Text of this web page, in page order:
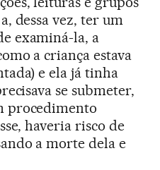
dessa vez, ter um
examiná-la, a
a criança estava
e ela já tinha
se submeter,
procedimento
haveria risco de
a morte dela e